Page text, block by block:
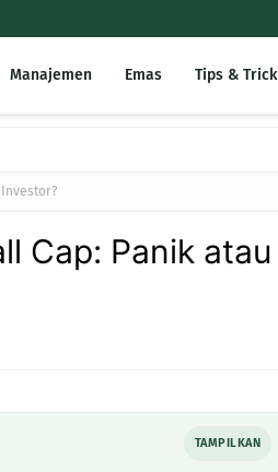
Manajemen Emas Tips & Trick
Investor?
Cap: Panik atau
TAMPILKAN